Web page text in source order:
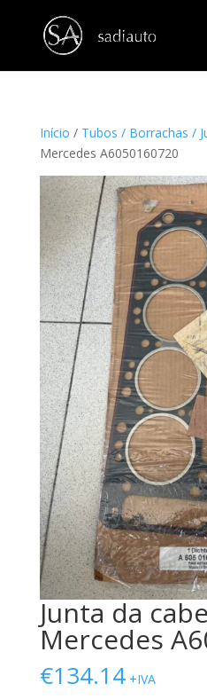
Início / Tubos / Borrachas /
Mercedes A6050160720
Junta da
Mercedes
€134.14 +IVA